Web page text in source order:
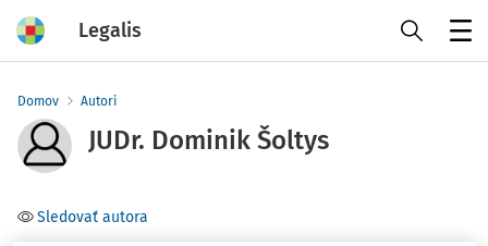
Legalis
Domov Autori
JUDr. Dominik Šoltys
Sledovať autora